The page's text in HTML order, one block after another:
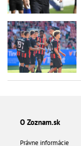
O Zoznam.sk
Právne informácie